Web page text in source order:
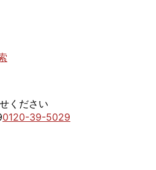
物件検索
ください
0120-39-5029